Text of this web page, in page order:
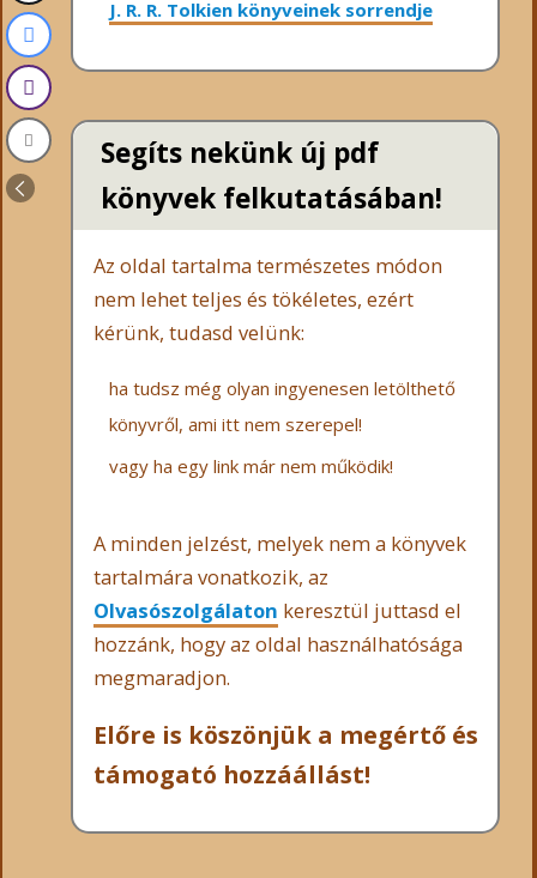
J. R. R. Tolkien könyveinek sorrendje
Segíts nekünk új pdf
könyvek felkutatásában!
Az oldal tartalma természetes módon
nem lehet teljes és tökéletes, ezért
kérünk, tudasd velünk:
ha tudsz még olyan ingyenesen letölthető
könyvről, ami itt nem szerepel!
vagy ha egy link már nem működik!
A minden jelzést, melyek nem a könyvek
tartalmára vonatkozik, az
Olvasószolgálaton keresztül juttasd el
hozzánk, hogy az oldal használhatósága
megmaradjon.
Előre is köszönjük a megértő és
támogató hozzáállást!